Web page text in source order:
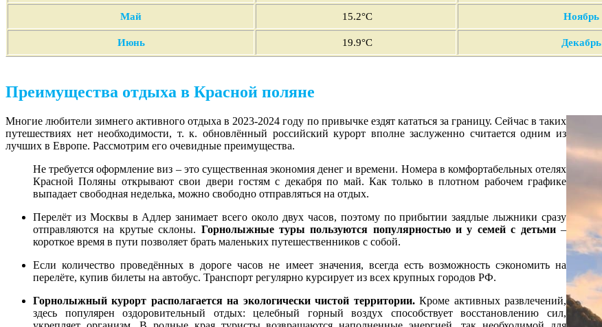
Май 15.2°C Ноябрь
Июнь 19.9°C Декабрь
Преимущества отдыха в Красной поляне
Многие любители зимнего активного отдыха в 2023-2024 году по привычке ездят кататься за границу. Сейчас в таких
путешествиях нет необходимости, т. к. обновлённый российский курорт вполне заслуженно считается одним из
лучших в Европе. Рассмотрим его очевидные преимущества.
Не требуется оформление виз – это существенная экономия денег и времени. Номера в комфортабельных отелях
Красной Поляны открывают свои двери гостям с декабря по май. Как только в плотном рабочем графике
выпадает свободная неделька, можно свободно отправляться на отдых.
Перелёт из Москвы в Адлер занимает всего около двух часов, поэтому по прибытии заядлые лыжники сразу
отправляются на крутые склоны. Горнолыжные турыпользуются популярностью и у семей с детьми–
короткое время в пути позволяет брать маленьких путешественников с собой.
Если количество проведённых в дороге часов не имеет значения, всегда есть возможность сэкономить на
перелёте, купив билеты на автобус. Транспорт регулярно курсирует из всех крупных городов РФ.
Горнолыжный курорт располагается на экологически чистой территории.Кроме активных развлечений,
здесь популярен оздоровительный отдых: целебный горный воздух способствует восстановлению сил,